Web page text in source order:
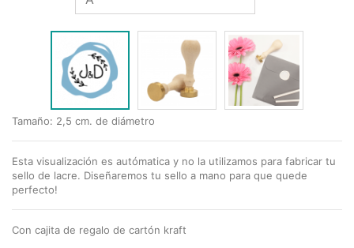
Tamaño: 2,5 cm. de diámetro
Esta visualización es autómatica y no la utilizamos para fabricar tu
sello de lacre. Diseñaremos tu sello a mano para que quede
perfecto!
Con cajita de regalo de cartón kraft